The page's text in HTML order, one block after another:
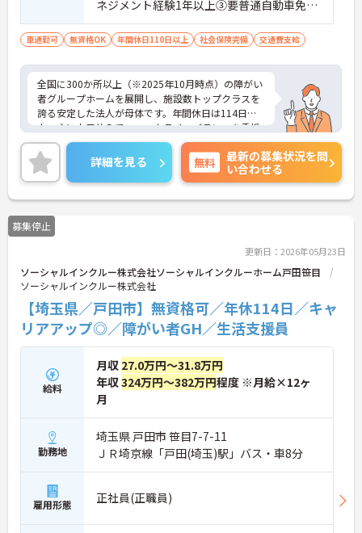
ネジメント経験1年以上③要普通自動車免許
（AT限定可）※介護業界に関する有資格者
（介護職員初任者研修、介護福祉士な
祉経験歓迎
車通勤可 無資格OK 年間休日110日以上 社会保険完備 交通費支給
全国に300か所以上（※2025年10月時点）の障がい
者グループホームを展開し、施設数トップクラスを
誇る安定した法人が母体です。年間休日は114日以
上、主に土日休みで、ワークライフバランスを重視
した働き方が可能です。産前産後・育児休暇制度も
あり、子育て世代も安心して働ける環境が整ってい
ます。一般社員研修や外部勉強会受講支援制度など
を通じて着実にスキルアップもできます。チームを
まとめ、メンバーの成長を後押しすることにやりが
いを感じる方、新しい挑戦に意欲的な方にぴったり
の職場です。ご興味のある方は詳細等をお伝えしま
詳細を見る 無料
最新の募集状況を問
い合わせる
募集停止
更新日：2026年05月23日
ソーシャルインクルー株式会社ソーシャルインクルーホーム戸田笹目
ソーシャルインクルー株式会社
【埼玉県／戸田市】無資格可／年休114日／キャ
リアアップ◎／障がい者GH／生活支援員
給料
月収 27.0万円～31.8万円
年収324万円～382万円程度 ※月給×12ヶ
月
勤務地
埼玉県 戸田市 笹目7-7-11
ＪＲ埼京線「戸田(埼玉)駅」バス・車8分
雇用形態 正社員(正職員)